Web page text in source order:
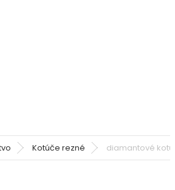
Kotúče rezné diamantové